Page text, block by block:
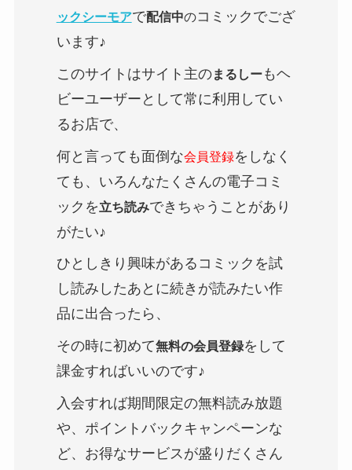
ックシーモアで配信中のコミックでござ
います♪
このサイトはサイト主のまるしーもヘ
ビーユーザーとして常に利用してい
るお店で、
何と言っても面倒な会員登録をしなく
ても、いろんなたくさんの電子コミ
ックを立ち読みできちゃうことがあり
がたい♪
ひとしきり興味があるコミックを試
し読みしたあとに続きが読みたい作
品に出合ったら、
その時に初めて無料の会員登録をして
課金すればいいのです♪
入会すれば期間限定の無料読み放題
や、ポイントバックキャンペーンな
ど、お得なサービスが盛りだくさん